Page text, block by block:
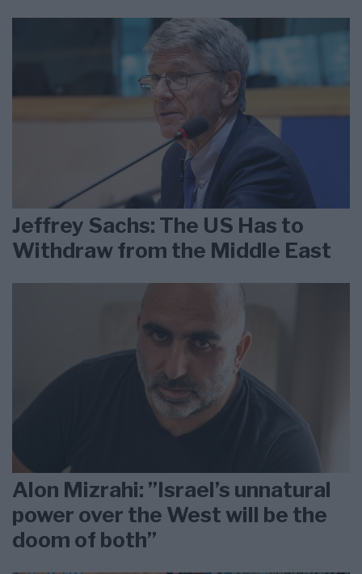
Jeffrey Sachs: The US Has to
Withdraw from the Middle East
Alon Mizrahi: ”Israel’s unnatural
power over the West will be the
doom of both”